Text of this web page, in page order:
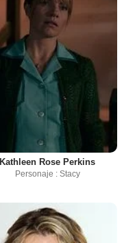
Kathleen Rose Perkins
Personaje : Stacy